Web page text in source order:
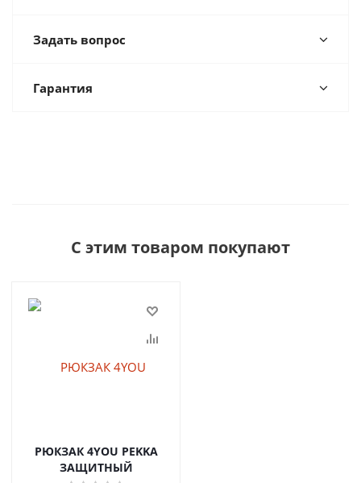
Задать вопрос
Гарантия
С этим товаром покупают
РЮКЗАК 4YOU PEKKA
ЗАЩИТНЫЙ